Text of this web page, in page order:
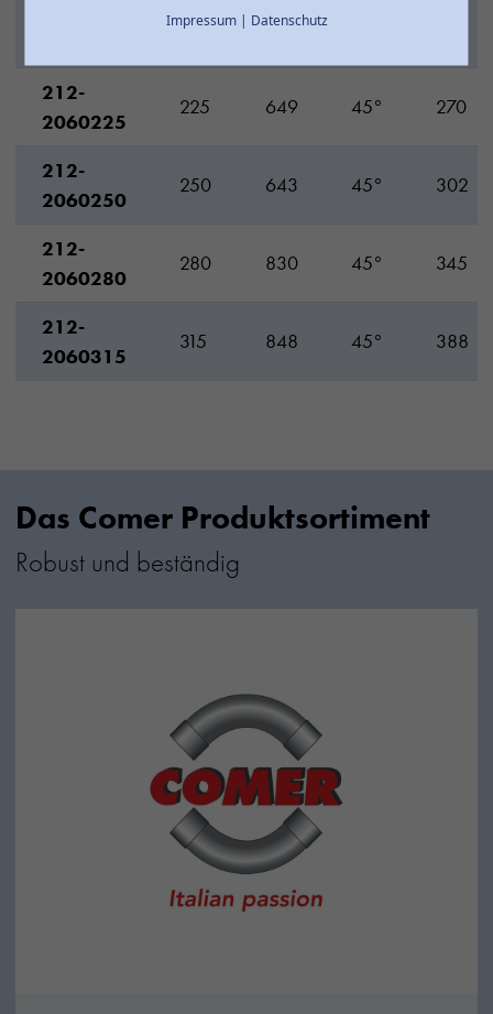
200 530
212-
2060225
225 649 45° 270
212-
2060250
250 643 45° 302
212-
2060280
280 830 45° 345
212-
2060315
315 848 45° 388
Das Comer Produktsortiment
Robust und beständig
Impressum| Datenschutz